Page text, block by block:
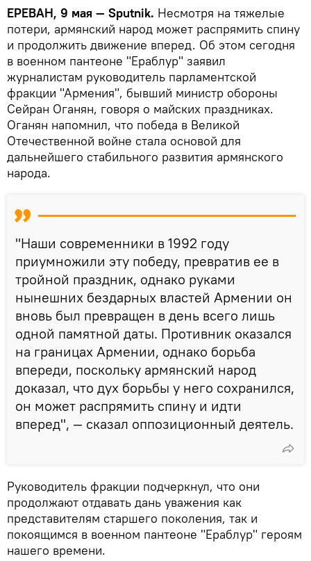
ЕРЕВАН, 9 мая — Sputnik. Несмотря на тяжелые
потери, армянский народ может распрямить спину
и продолжить движение вперед. Об этом сегодня
в военном пантеоне "Ераблур" заявил
журналистам руководитель парламентской
фракции "Армения", бывший министр обороны
Сейран Оганян, говоря о майских праздниках.
Оганян напомнил, что победа в Великой
Отечественной войне стала основой для
дальнейшего стабильного развития армянского
народа.
"Наши современники в 1992 году
приумножили эту победу, превратив ее в
тройной праздник, однако руками
нынешних бездарных властей Армении он
вновь был превращен в день всего лишь
одной памятной даты. Противник оказался
на границах Армении, однако борьба
впереди, поскольку армянский народ
доказал, что дух борьбы у него сохранился,
он может распрямить спину и идти
вперед", — сказал оппозиционный деятель.
Руководитель фракции подчеркнул, что они
продолжают отдавать дань уважения как
представителям старшего поколения, так и
покоящимся в военном пантеоне "Ераблур" героям
нашего времени.